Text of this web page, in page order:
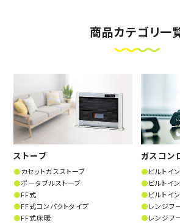
商品カテゴリ一
ストーブ
カセットガスストーブ
ポータブルストーブ
FF式
FF式コンパクトタイプ
FF式床暖
ガスコン
ビルトイ
ビルトイ
ビルトイ
レンジフ
レンジフ